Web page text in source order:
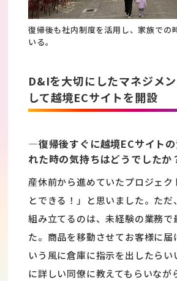
復帰後も社内制度を活用し、家族での
いる。
D&Iを大切にしたマネジメ
して越境ECサイトを開設
―復帰後すぐに越境ECサイト
れた時の気持ちはどうでしたか
産休前から進めていたプロジェク
とできる！」と思いました。ただ
組み立てるのは、未経験の業務で
た。商品を移動させてお客様に届
いう風に倉庫に指示を出したらい
に詳しい同僚に教えてもらいなが